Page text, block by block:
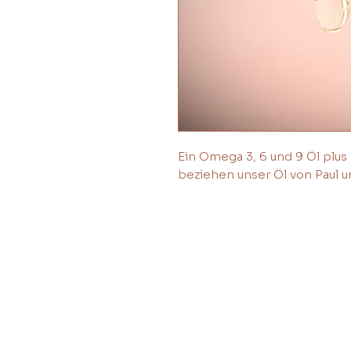
Ein Omega 3, 6 und 9 Öl
beziehen unser Öl von Paul